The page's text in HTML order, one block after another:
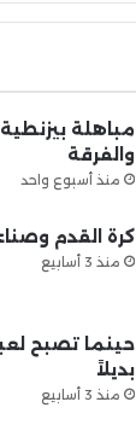
مباهلة
والفرقة
منذ أسبوع واحد
كرة القدم
منذ 3 أسابيع
حينما تصبح
بديلاً
منذ 3 أسابيع